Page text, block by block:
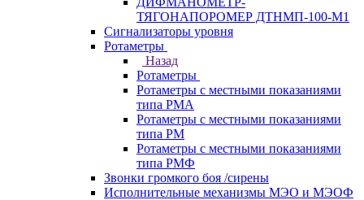
ТЯГОНАПОРОМЕР ДТНМП-100-М1
Сигнализаторы уровня
Ротаметры
Назад
Ротаметры
Ротаметры с местными показаниями
типа РМА
Ротаметры с местными показаниями
типа РМ
Ротаметры с местными показаниями
типа РМФ
Звонки громкого боя /сирены
Исполнительные механизмы МЭО и МЭОФ